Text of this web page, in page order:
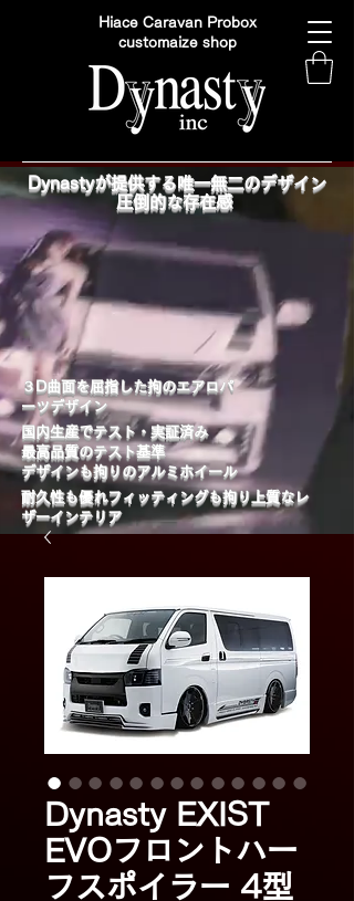
Hiace Caravan Probox
customaize shop
Dynastyが提供する唯一無二のデザイン
圧倒的な存在感
​３D曲面を屈指した拘のエアロパ
ーツデザイン
国内生産でテスト・実証済み
最高品質のテスト基準
デザインも拘りのアルミホイール
​耐久性も優れフィッティングも拘り上質なレ
ザーインテリア
Dynasty EXIST
EVOフロントハー
フスポイラー 4型